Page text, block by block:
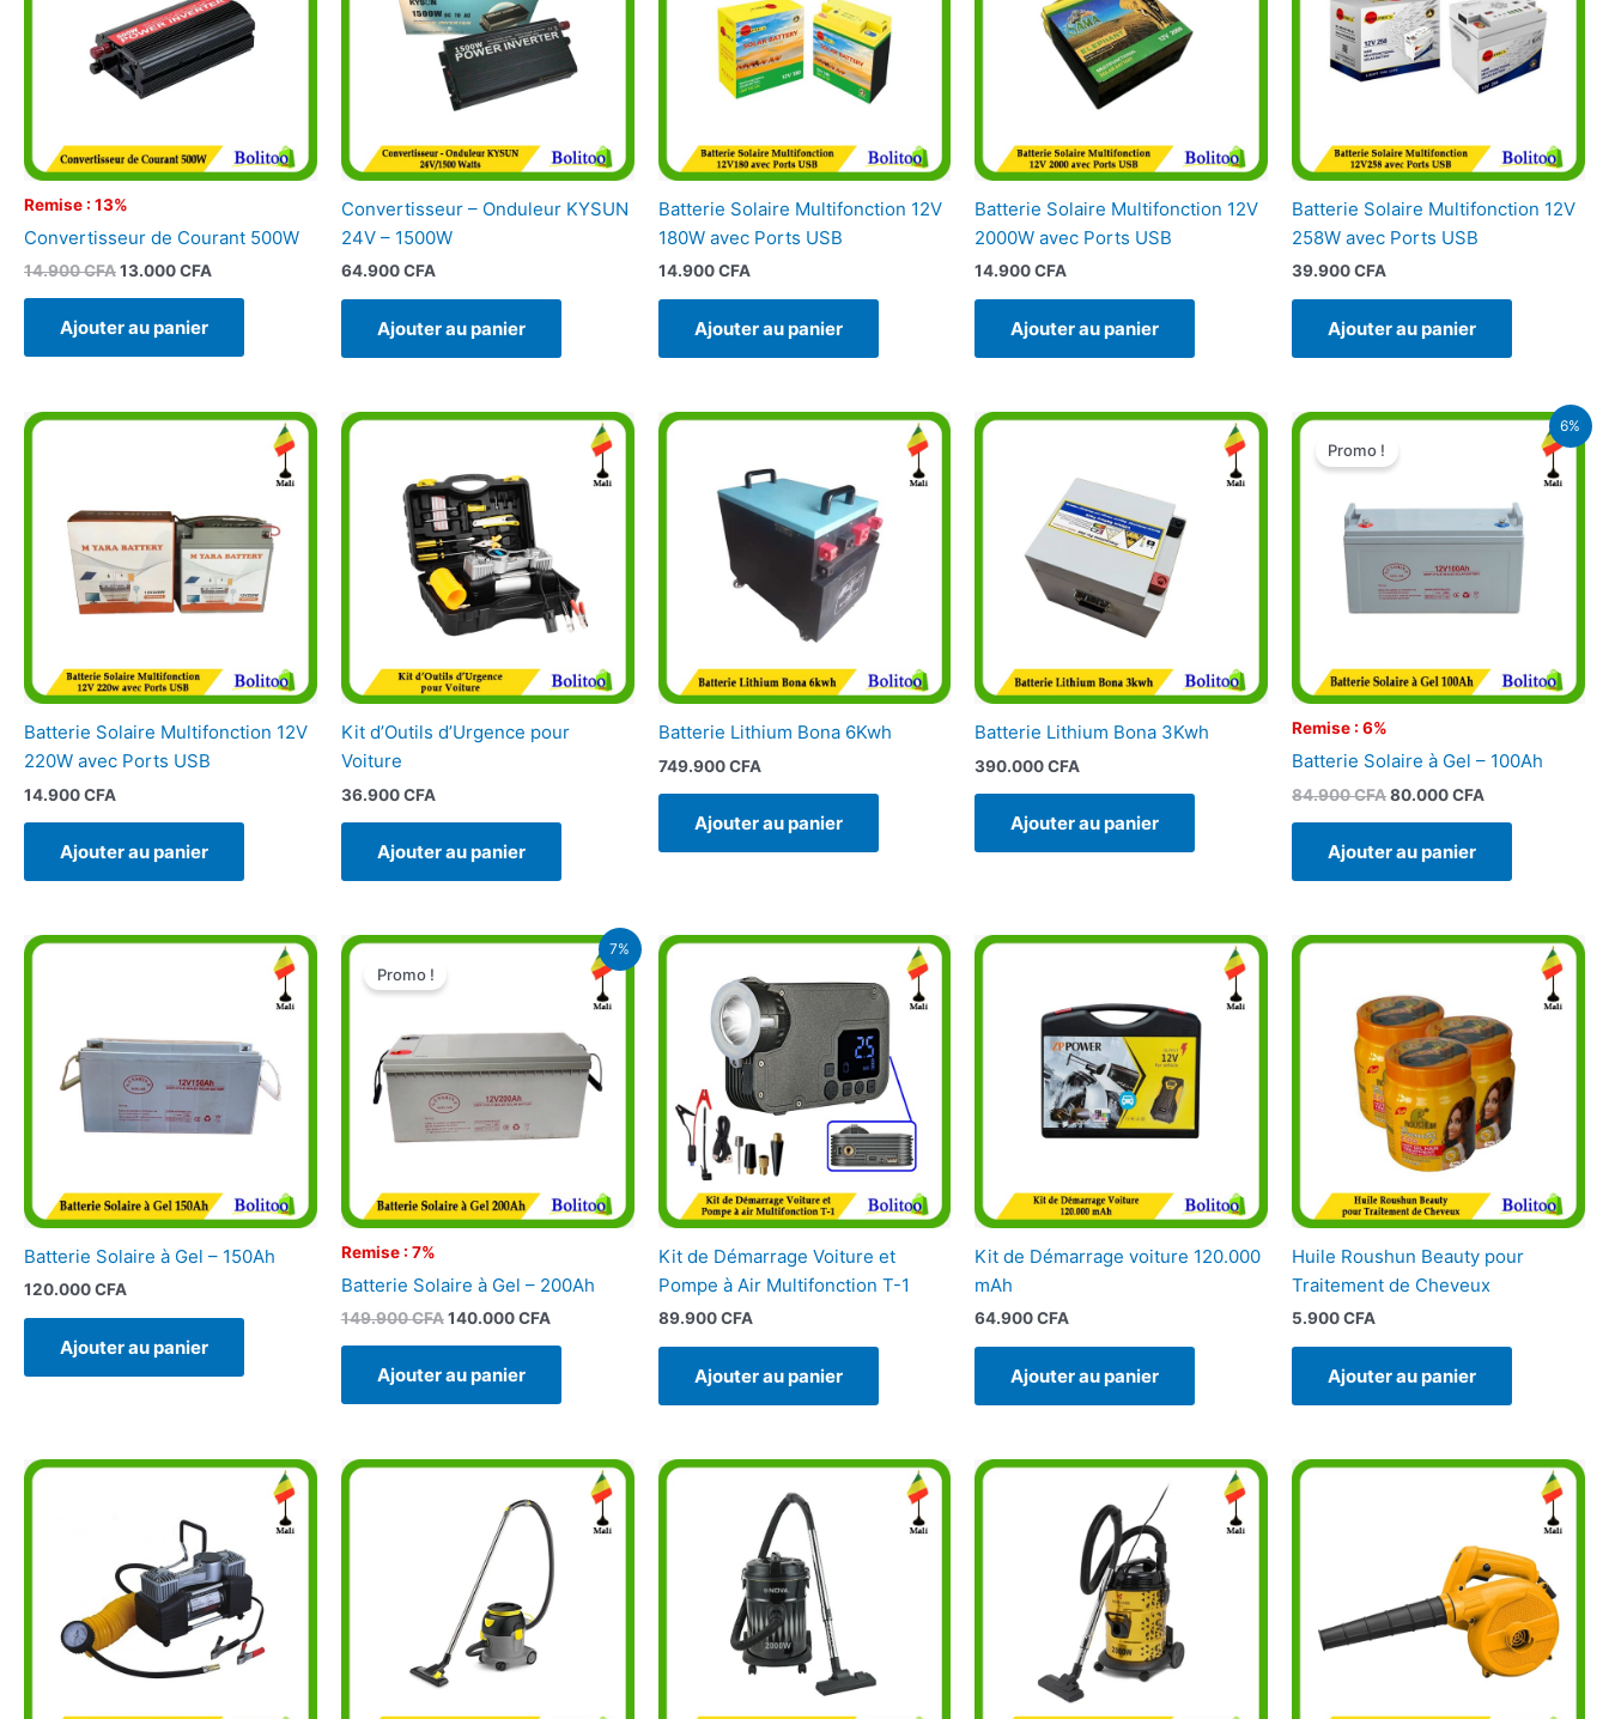
Remise : 13%
Convertisseur de Courant 500W
14.900CFA13.000CFA
Ajouter au panier
Convertisseur – Onduleur KYSUN
24V – 1500W
64.900CFA
Ajouter au panier
Batterie Solaire Multifonction 12V
180W avec Ports USB
14.900CFA
Ajouter au panier
Batterie Solaire Multifonction 12V
2000W avec Ports USB
14.900CFA
Ajouter au panier
Batterie Solaire Multifonction 12V
258W avec Ports USB
39.900CFA
Ajouter au panier
Batterie Solaire Multifonction 12V
220W avec Ports USB
14.900CFA
Ajouter au panier
Kit d’Outils d’Urgence pour
Voiture
36.900CFA
Ajouter au panier
Batterie Lithium Bona 6Kwh
749.900CFA
Ajouter au panier
Batterie Lithium Bona 3Kwh
390.000CFA
Ajouter au panier
6%
Remise : 6%
Promo !
Batterie Solaire à Gel – 100Ah
84.900CFA
Le
initial
80.000CFA
Le
80.000 CFA.
Ajouter au panier
Batterie Solaire à Gel – 150Ah
120.000CFA
Ajouter au panier
7%
Remise : 7%
Promo !
Batterie Solaire à Gel – 200Ah
149.900CFA
Le
140.000CFA
Le
actuel
Ajouter au panier
Kit de Démarrage Voiture et
Pompe à Air Multifonction T-1
89.900CFA
Ajouter au panier
Kit de Démarrage voiture 120.000
mAh
64.900CFA
Ajouter au panier
Huile Roushun Beauty pour
Traitement de Cheveux
5.900CFA
Ajouter au panier